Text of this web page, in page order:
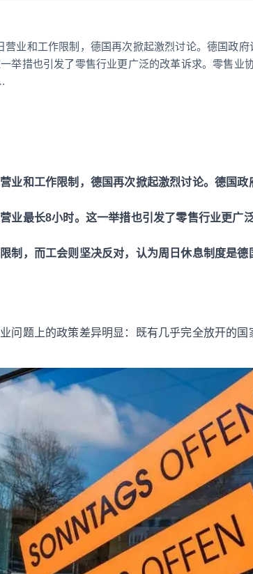
营业和工作限制，德国再次掀起激烈讨论。德国政
举措也引发了零售行业更广泛的改革诉求。零售业
业和工作限制，德国再次掀起激烈讨论。德国
业最长8小时。这一举措也引发了零售行业更广
制，而工会则坚决反对，认为周日休息制度是
问题上的政策差异明显：既有几乎完全放开的